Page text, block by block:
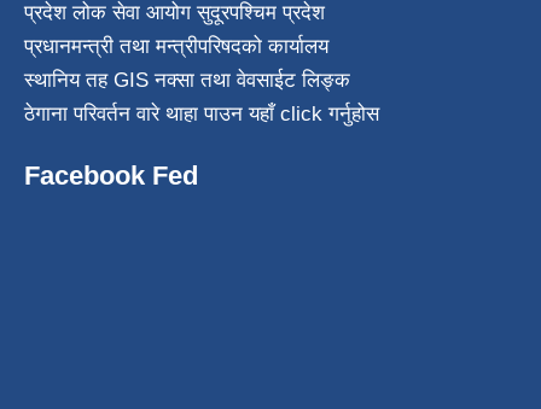
प्रदेश लोक सेवा आयोग सुदूरपश्चिम प्रदेश
प्रधानमन्त्री तथा मन्त्रीपरिषदको कार्यालय
स्थानिय तह GIS नक्सा तथा वेवसाईट लिङ्क
ठेगाना परिवर्तन वारे थाहा पाउन यहाँ click गर्नुहोस
Facebook Fed